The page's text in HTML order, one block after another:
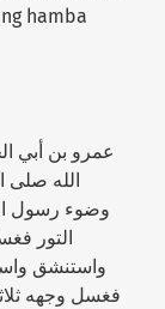
hamba
عمرو بن أبي
الله صلى
وضوء رسول
التور
واستنشق
فغسل وجهه